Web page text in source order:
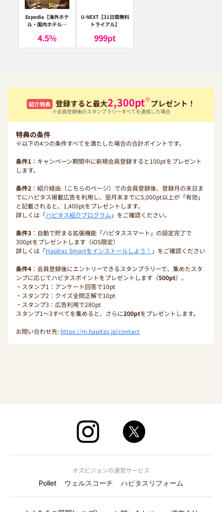
Expedia【海外ホテ
ル・国内ホテル予
ア）
4.5%
U-NEXT【31日間無料
トライアル】
999pt
紹介特典 登録すると最大2,300pt※プレゼント！
※会員登録後のスタンプラリーすべてを達成した場合
特典の条件
※以下の4つの条件すべてを満たした場合の合計ポイントです。
条件1 ：キャンペーン期間中に新規会員登録すると100ptをプレゼント
します。
条件2 ：紹介経由（こちらのページ）での会員登録後、登録月の末日ま
でにハピタス掲載広告を利用し、翌月末までに5,000pt以上が「有効」
と記載されると、1,400ptをプレゼントします。
詳しくは「ハピタス紹介プログラム 」をご確認ください。
条件3 ：自動で貯まる拡張機能「ハピタススマート」の設定完了で
300ptをプレゼントします（iOS限定）
詳しくは「Hapitas Smartをインストールしよう！ 」をご確認ください
条件4 ：会員登録後にエントリーできるスタンプラリーで、集めたスタ
ンプに応じてハピタスポイントをプレゼントします（500pt）。
・スタンプ1：アンケート回答で10pt
・スタンプ2：クイズ全問正解で10pt
・スタンプ3：広告利用で280pt
スタンプ1〜3すべてを集めると、さらに200ptをプレゼントします。
お問い合わせ先: https://m.hapitas.jp/contact
オズビジョンの運営サービス
Pollet
ウェルスコーチ ハピタスリフォーム